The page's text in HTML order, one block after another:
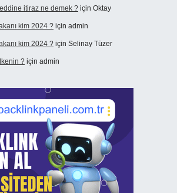
itiraz ne demek ? için Oktay
kim 2024 ? için admin
kim 2024 ? için Selinay Tüzer
? için admin